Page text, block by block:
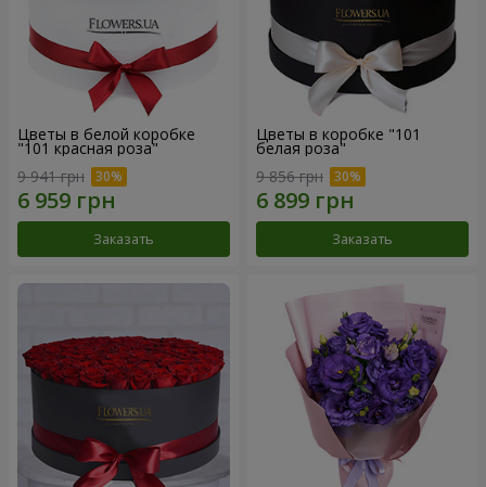
Цветы в белой коробке
"101 красная роза"
9 941 грн
Заказать
Цветы в коробке "101
белая роза"
9 856 грн
Заказать